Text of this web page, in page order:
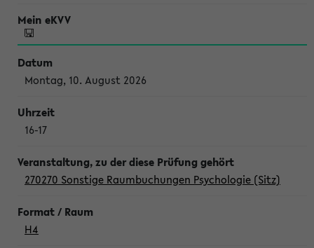
Montag, 10. August 2026
16-17
270270 Sonstige Raumbuchungen Psychologie (Sitz)
H4